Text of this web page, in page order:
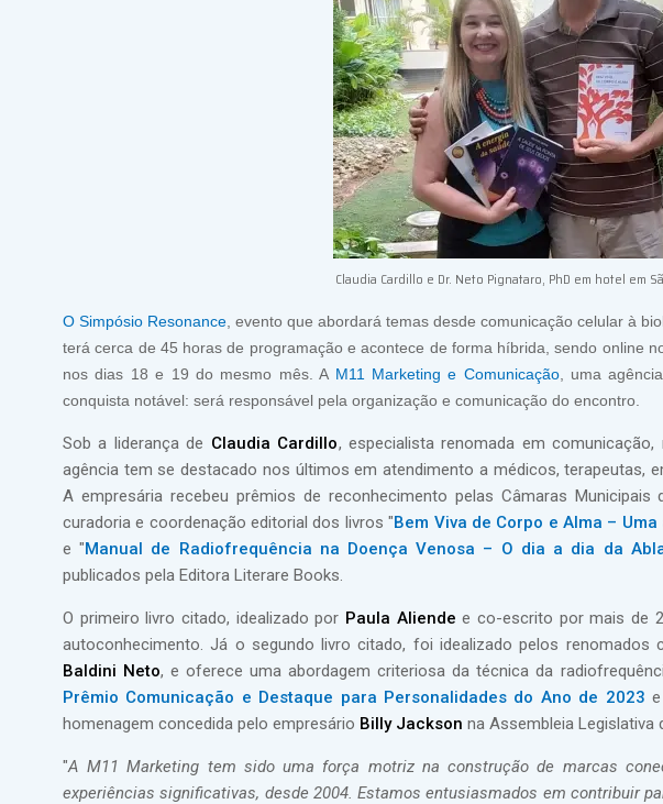
Claudia Cardillo e Dr. Neto Pignataro, PhD em hotel em
O Simpósio Resonance , evento que abordará temas desde comunicação celular à
terá cerca de 45 horas de programação e acontece de forma híbrida, sendo online
nos dias 18 e 19 do mesmo mês. A M11 Marketing e Comunicação, uma
conquista notável: será responsável pela organização e comunicação do encontro.
Sob a liderança de Claudia Cardillo, especialista renomada em
agência tem se destacado nos últimos em atendimento a médicos, terapeutas,
A empresária recebeu prêmios de reconhecimento pelas Câmaras
curadoria e coordenação editorial dos livros "Bem Viva de Corpo e Alma –
e "Manual de Radiofrequência na Doença Venosa – O dia a dia da
publicados pela Editora Literare Books.
O primeiro livro citado, idealizado por Paula Aliende e co-escrito por mais de
autoconhecimento. Já o segundo livro citado, foi idealizado pelos renomados
Baldini Neto, e oferece uma abordagem criteriosa da técnica da
Prêmio Comunicação e Destaque para Personalidades do Ano de 2023 e
homenagem concedida pelo empresário Billy Jackson na Assembleia Legislativa
"A M11 Marketing tem sido uma força motriz na construção de marcas
experiências significativas, desde 2004. Estamos entusiasmados em contribuir